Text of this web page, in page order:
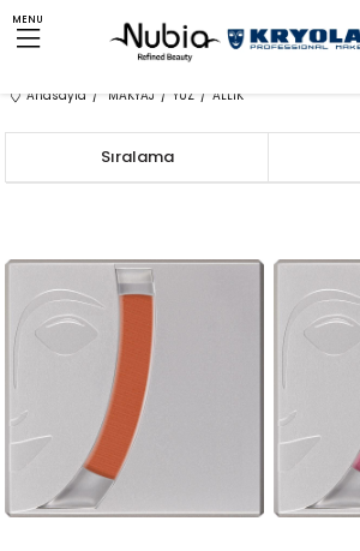
MENU
Anasayfa MAKYAJ YÜZ ALLIK
Sıralama